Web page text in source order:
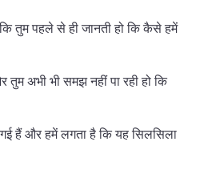
तुम पहले से ही जानती हो कि कैसे हमें
तुम अभी भी समझ नहीं पा रही हो कि
गई हैं और हमें लगता है कि यह सिलसिला